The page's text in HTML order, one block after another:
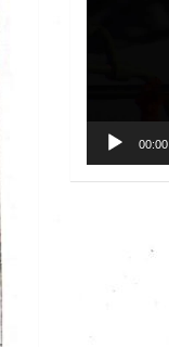
00:00